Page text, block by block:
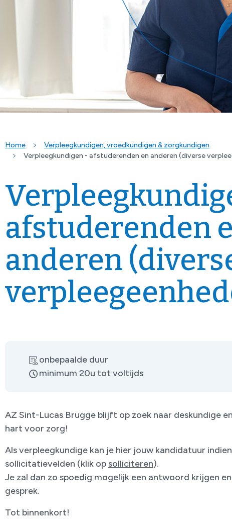
Home
Verpleegkundigen, vroedkundigen & zorgkundigen
Verpleegkundigen - afstuderenden en anderen (diverse
afstuderenden
anderen
onbepaalde duur
minimum 20u tot voltijds
AZ Sint-Lucas Brugge blijft op zoek naar deskundige
hart voor zorg!
Als verpleegkundige kan je hier jouw kandidatuur
sollicitatievelden (klik op solliciteren).
Je zal dan zo spoedig mogelijk een antwoord krijgen
gesprek.
Tot binnenkort!